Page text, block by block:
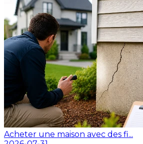
Acheter une maison avec des fi...